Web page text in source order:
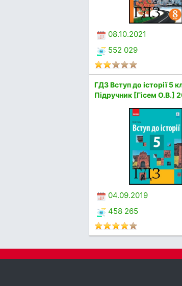
08.10.2021
552 029
ГДЗ Вступ до історії 5
Підручник [Гісем О.В.]
04.09.2019
458 265